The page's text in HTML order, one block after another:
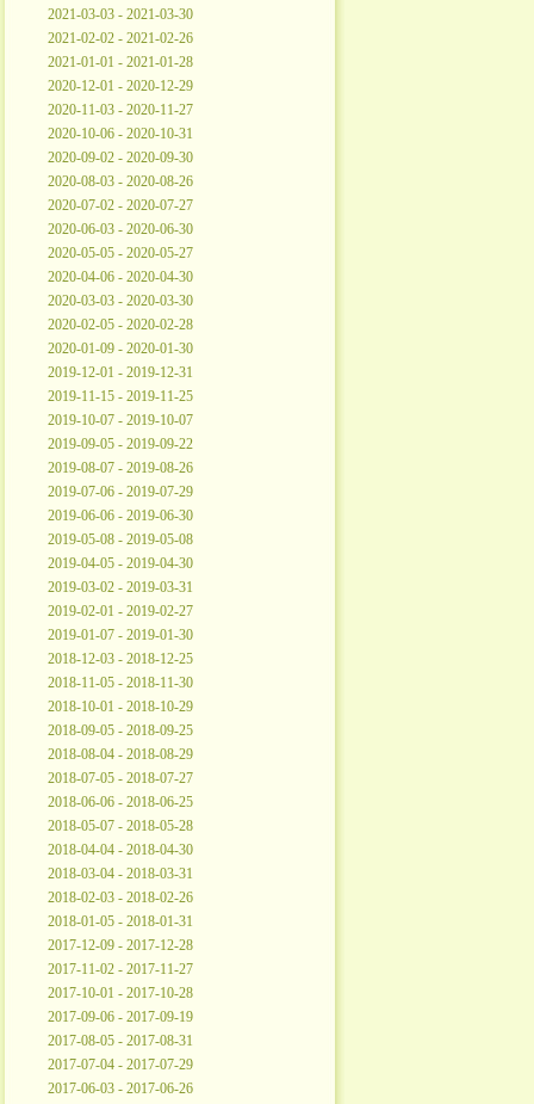
2021-03-03 - 2021-03-30
2021-02-02 - 2021-02-26
2021-01-01 - 2021-01-28
2020-12-01 - 2020-12-29
2020-11-03 - 2020-11-27
2020-10-06 - 2020-10-31
2020-09-02 - 2020-09-30
2020-08-03 - 2020-08-26
2020-07-02 - 2020-07-27
2020-06-03 - 2020-06-30
2020-05-05 - 2020-05-27
2020-04-06 - 2020-04-30
2020-03-03 - 2020-03-30
2020-02-05 - 2020-02-28
2020-01-09 - 2020-01-30
2019-12-01 - 2019-12-31
2019-11-15 - 2019-11-25
2019-10-07 - 2019-10-07
2019-09-05 - 2019-09-22
2019-08-07 - 2019-08-26
2019-07-06 - 2019-07-29
2019-06-06 - 2019-06-30
2019-05-08 - 2019-05-08
2019-04-05 - 2019-04-30
2019-03-02 - 2019-03-31
2019-02-01 - 2019-02-27
2019-01-07 - 2019-01-30
2018-12-03 - 2018-12-25
2018-11-05 - 2018-11-30
2018-10-01 - 2018-10-29
2018-09-05 - 2018-09-25
2018-08-04 - 2018-08-29
2018-07-05 - 2018-07-27
2018-06-06 - 2018-06-25
2018-05-07 - 2018-05-28
2018-04-04 - 2018-04-30
2018-03-04 - 2018-03-31
2018-02-03 - 2018-02-26
2018-01-05 - 2018-01-31
2017-12-09 - 2017-12-28
2017-11-02 - 2017-11-27
2017-10-01 - 2017-10-28
2017-09-06 - 2017-09-19
2017-08-05 - 2017-08-31
2017-07-04 - 2017-07-29
2017-06-03 - 2017-06-26